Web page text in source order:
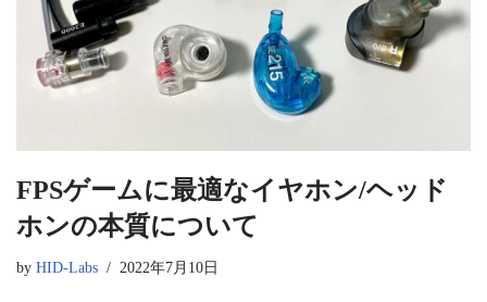
FPSゲームに最適なイヤホン/ヘッド
ホンの本質について
by HID-Labs 2022年7月10日